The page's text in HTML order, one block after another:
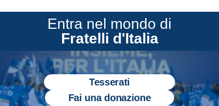
Entra nel mondo di
Fratelli d'Italia
Tesserati
Fai una donazione